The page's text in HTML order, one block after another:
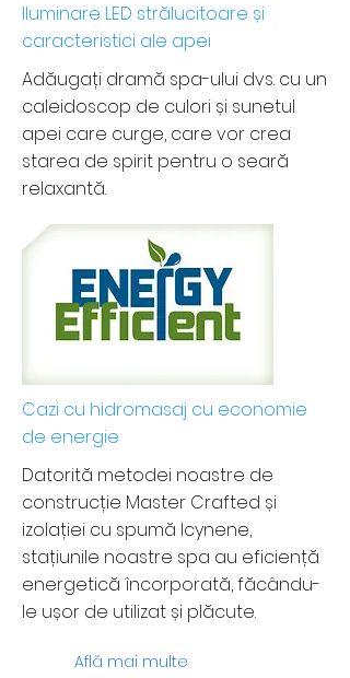
Iluminare LED strălucitoare și
caracteristici ale apei
Adăugați dramă spa-ului dvs. cu un
caleidoscop de culori și sunetul
apei care curge, care vor crea
starea de spirit pentru o seară
relaxantă.
Cazi cu hidromasaj cu economie
de energie
Datorită metodei noastre de
construcție Master Crafted și
izolației cu spumă Icynene,
stațiunile noastre spa au eficiență
energetică încorporată, făcându-
le ușor de utilizat și plăcute.
Află mai multe